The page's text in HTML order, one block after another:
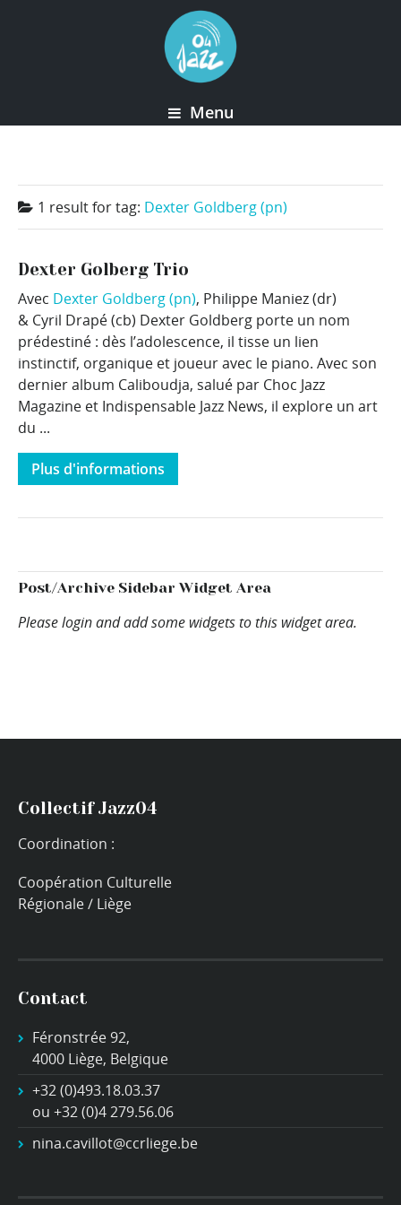
Menu
1 result fortag: Dexter Goldberg (pn)
Dexter Golberg Trio
Avec Dexter Goldberg (pn), Philippe Maniez (dr)
& Cyril Drapé (cb) Dexter Goldberg porte un nom
prédestiné : dès l’adolescence, il tisse un lien
instinctif, organique et joueur avec le piano. Avec son
dernier album Caliboudja, salué par Choc Jazz
Magazine et Indispensable Jazz News, il explore un art
du ...
Plus d'informations
Post/Archive Sidebar Widget Area
Please login and add some widgets to this widget area.
Collectif Jazz04
Coordination :
Coopération Culturelle
Régionale / Liège
Contact
Féronstrée 92,
4000 Liège, Belgique
+32 (0)493.18.03.37
ou +32 (0)4 279.56.06
nina.cavillot@ccrliege.be